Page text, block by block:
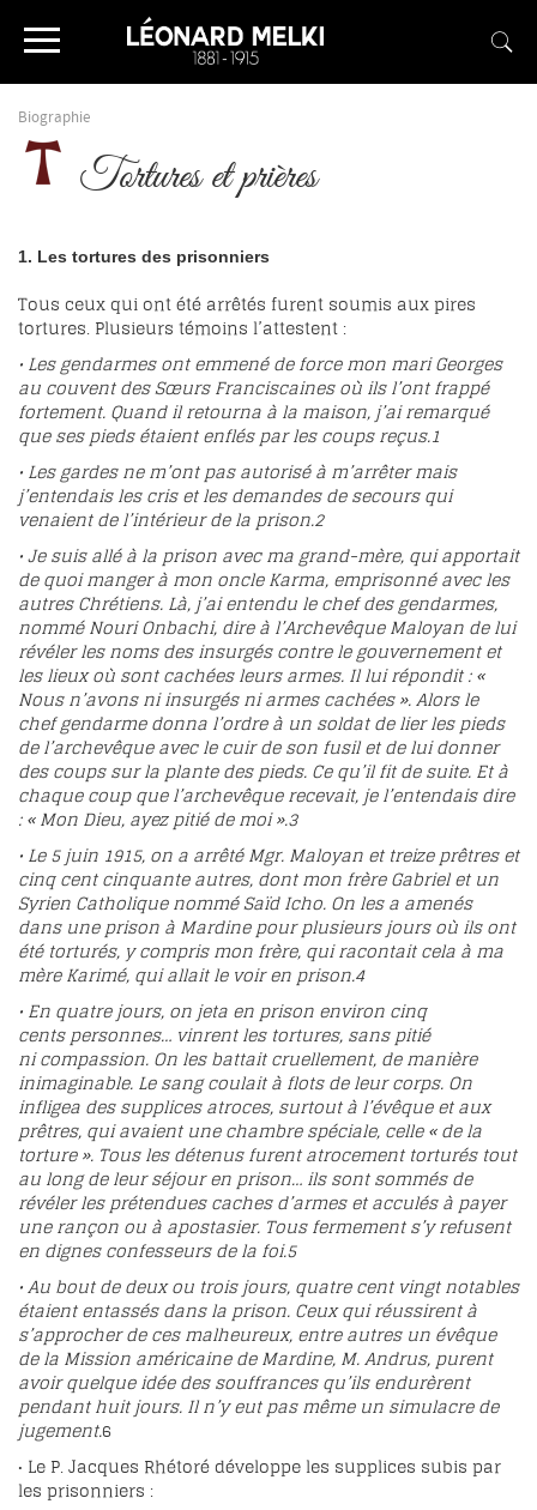
Biographie
Tortures et prières
1. Les tortures des prisonniers
Tous ceux qui ont été arrêtés furent soumis aux pires
tortures. Plusieurs témoins l’attestent :
• Les gendarmes ont emmené de force mon mari Georges
au couvent des Sœurs Franciscaines où ils l’ont frappé
fortement. Quand il retourna à la maison, j’ai remarqué
que ses pieds étaient enflés par les coups reçus.1
• Les gardes ne m’ont pas autorisé à m’arrêter mais
j’entendais les cris et les demandes de secours qui
venaient de l’intérieur de la prison.2
• Je suis allé à la prison avec ma grand-mère, qui apportait
de quoi manger à mon oncle Karma, emprisonné avec les
autres Chrétiens. Là, j’ai entendu le chef des gendarmes,
nommé Nouri Onbachi, dire à l’Archevêque Maloyan de lui
révéler les noms des insurgés contre le gouvernement et
les lieux où sont cachées leurs armes. Il lui répondit : «
Nous n’avons ni insurgés ni armes cachées ». Alors le
chef gendarme donna l’ordre à un soldat de lier les pieds
de l’archevêque avec le cuir de son fusil et de lui donner
des coups sur la plante des pieds. Ce qu’il fit de suite. Et à
chaque coup que l’archevêque recevait, je l’entendais dire
: « Mon Dieu, ayez pitié de moi ».3
• Le 5 juin 1915, on a arrêté Mgr. Maloyan et treize prêtres et
cinq cent cinquante autres, dont mon frère Gabriel et un
Syrien Catholique nommé Saïd Icho. On les a amenés
dans une prison à Mardine pour plusieurs jours où ils ont
été torturés, y compris mon frère, qui racontait cela à ma
mère Karimé, qui allait le voir en prison.4
• En quatre jours, on jeta en prison environ cinq
cents personnes… vinrent les tortures, sans pitié
ni compassion. On les battait cruellement, de manière
inimaginable. Le sang coulait à flots de leur corps. On
infligea des supplices atroces, surtout à l’évêque et aux
prêtres, qui avaient une chambre spéciale, celle « de la
torture ». Tous les détenus furent atrocement torturés tout
au long de leur séjour en prison… ils sont sommés de
révéler les prétendues caches d’armes et acculés à payer
une rançon ou à apostasier. Tous fermement s’y refusent
en dignes confesseurs de la foi.5
• Au bout de deux ou trois jours, quatre cent vingt notables
étaient entassés dans la prison. Ceux qui réussirent à
s’approcher de ces malheureux, entre autres un évêque
de la Mission américaine de Mardine, M. Andrus, purent
avoir quelque idée des souffrances qu’ils endurèrent
pendant huit jours. Il n’y eut pas même un simulacre de
jugement.6
• Le P. Jacques Rhétoré développe les supplices subis par
les prisonniers :